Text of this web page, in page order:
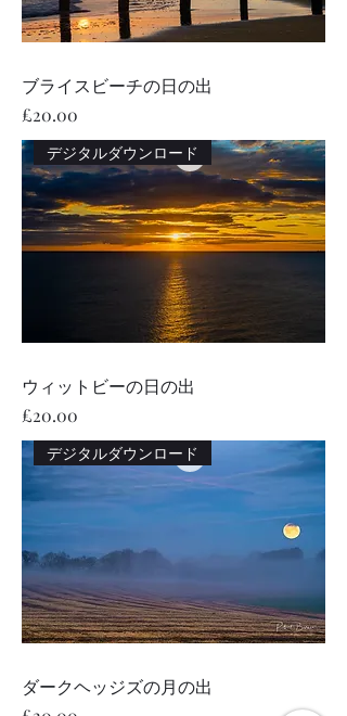
ブライスビーチの日の出
価格
£20.00
デジタルダウンロード
ウィットビーの日の出
価格
£20.00
デジタルダウンロード
ダークヘッジズの月の出